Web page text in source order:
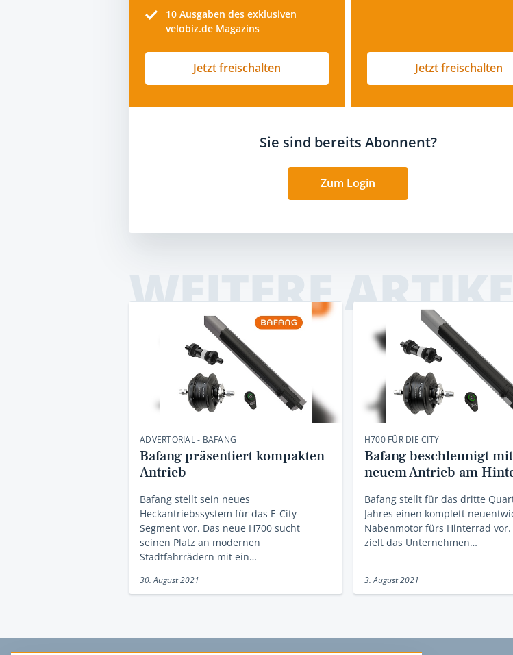
10 Ausgaben des exklusiven
velobiz.de Magazins
Jetzt freischalten Jetzt freischalten
Sie sind bereits Abonnent?
Zum Login
WEITERE
ADVERTORIAL - BAFANG
Bafang präsentiert kompakten
Antrieb
Bafang stellt sein neues
Heckantriebssystem für das E-City-
Segment vor. Das neue H700 sucht
seinen Platz an modernen
Stadtfahrrädern mit ein…
30. August 2021
H700 FÜR DIE CITY
Bafang beschleunigt mit
neuem Antrieb am
Bafang stellt für das dritte
Jahres einen komplett
Nabenmotor fürs Hinterrad vor.
zielt das Unternehmen…
3. August 2021